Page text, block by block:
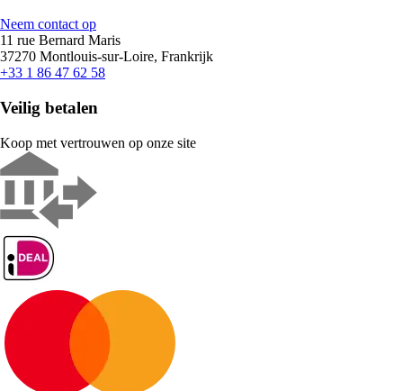
Neem contact op
11 rue Bernard Maris
37270 Montlouis-sur-Loire, Frankrijk
+33 1 86 47 62 58
Veilig betalen
Koop met vertrouwen op onze site